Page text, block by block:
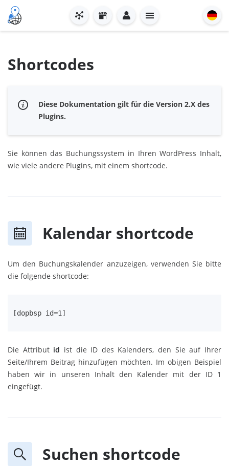
Shortcodes
Diese Dokumentation gilt für die Version 2.X des
Plugins.
Sie können das Buchungssystem in Ihren WordPress Inhalt,
wie viele andere Plugins, mit einem shortcode.
Kalendar shortcode
Um den Buchungskalender anzuzeigen, verwenden Sie bitte
die folgende shortcode:
[dopbsp id=1]
Die Attribut id ist die ID des Kalenders, den Sie auf Ihrer
Seite/Ihrem Beitrag hinzufügen möchten. Im obigen Beispiel
haben wir in unseren Inhalt den Kalender mit der ID 1
eingefügt.
Suchen shortcode